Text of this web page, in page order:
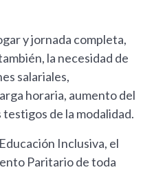
y jornada completa,
la necesidad de
salariales,
horaria, aumento del
de la modalidad.
Inclusiva, el
Paritario de toda